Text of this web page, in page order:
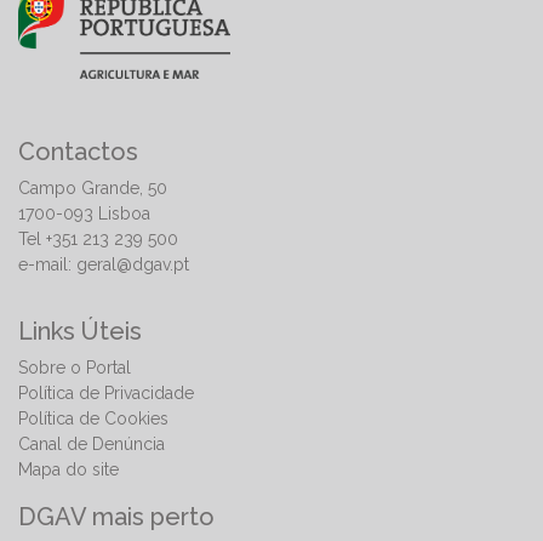
Contactos
Campo Grande, 50
1700-093 Lisboa
Tel +351 213 239 500
e-mail: geral@dgav.pt
Links Úteis
Sobre o Portal
Política de Privacidade
Política de Cookies
Canal de Denúncia
Mapa do site
DGAV mais perto